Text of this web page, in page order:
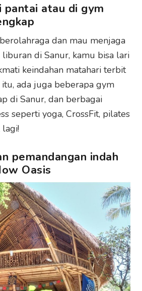
pantai atau di gym
dan mau menjaga
liburan di Sanur, kamu bisa lari
keindahan matahari terbit
ada juga beberapa gym
di Sanur, dan berbagai
seperti yoga, CrossFit, pilates
lagi!
pemandangan indah
Oasis